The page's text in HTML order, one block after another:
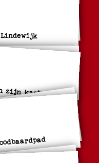
zijn kasteel